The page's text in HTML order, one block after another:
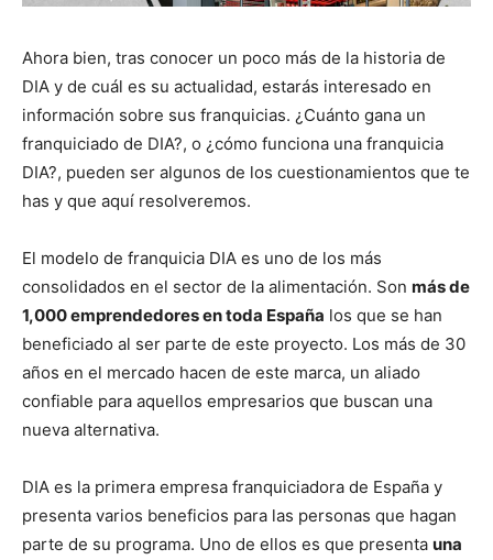
Ahora bien, tras conocer un poco más de la historia de
DIA y de cuál es su actualidad, estarás interesado en
información sobre sus franquicias. ¿Cuánto gana un
franquiciado de DIA?, o ¿cómo funciona una franquicia
DIA?, pueden ser algunos de los cuestionamientos que te
has y que aquí resolveremos.
El modelo de franquicia DIA es uno de los más
consolidados en el sector de la alimentación. Son más de
1,000 emprendedores en toda España los que se han
beneficiado al ser parte de este proyecto. Los más de 30
años en el mercado hacen de este marca, un aliado
confiable para aquellos empresarios que buscan una
nueva alternativa.
DIA es la primera empresa franquiciadora de España y
presenta varios beneficios para las personas que hagan
parte de su programa. Uno de ellos es que presenta una